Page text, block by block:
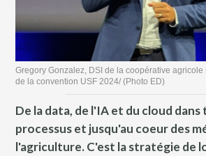
Gregory Gonzalez, DSI de la coopérative
de la convention USF 2024/ (Photo ED)
De la data, de l'IA et du cloud dans
processus et jusqu'au coeur des
l'agriculture. C'est la stratégie de